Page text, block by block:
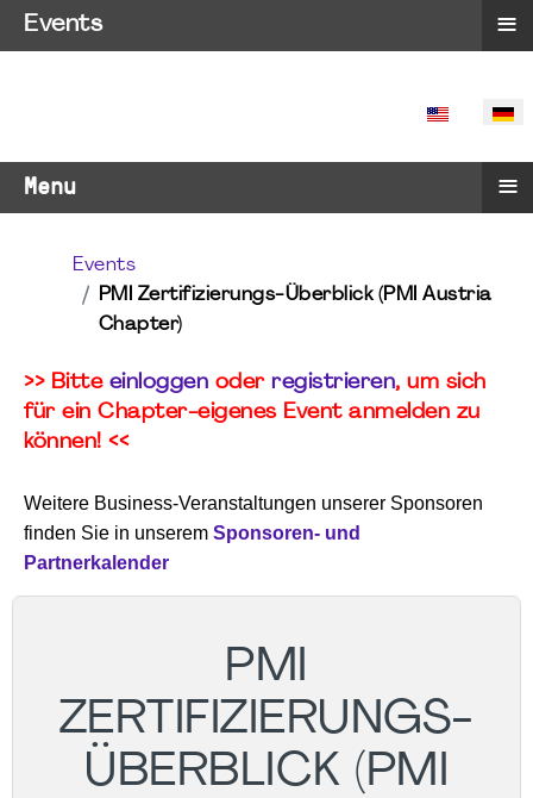
SPRACHE
Menu ≡
Events
PMI Zertifizierungs-Überblick (PMI Austria
Chapter)
>> Bitte einloggen oder registrieren, um sich
für ein Chapter-eigenes Event anmelden zu
können! <<
Weitere Business-Veranstaltungen unserer Sponsoren
finden Sie in unserem Sponsoren- und
Partnerkalender
PMI
ZERTIFIZIERUNGS-
ÜBERBLICK (PMI
Events ≡